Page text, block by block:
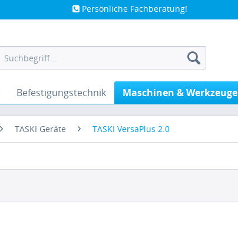
Persönliche Fachberatung!
Befestigungstechnik Maschinen & Werkzeuge
TASKI Geräte TASKI VersaPlus 2.0